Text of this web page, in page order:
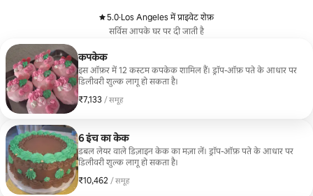
5.0
,
·Los Angeles में प्राइवेट शेफ़
सर्विस आपके घर पर दी जाती है
कपकेक
इस ऑफ़र में 12 कस्टम कपकेक शामिल हैं। ड्रॉप-ऑफ़ पते के आधार पर
डिलीवरी शुल्क लागू हो सकता है।
₹7,133 / समूह
₹7,133, प्रति ग्रुप
6 इंच का केक
डबल लेयर वाले डिज़ाइन केक का मज़ा लें। ड्रॉप-ऑफ़ पते के आधार पर
डिलीवरी शुल्क लागू हो सकता है।
₹10,462 / समूह
₹10,462, प्रति ग्रुप